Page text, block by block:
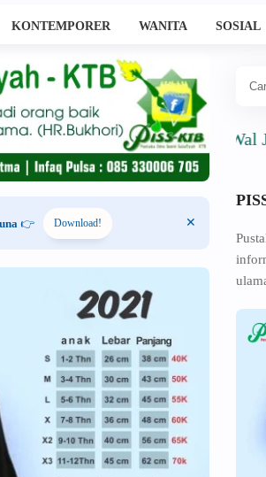
KONTEMPORER WANITA SOSIAL
👉 Download!
Ahlussunnah Wal Jama'ah